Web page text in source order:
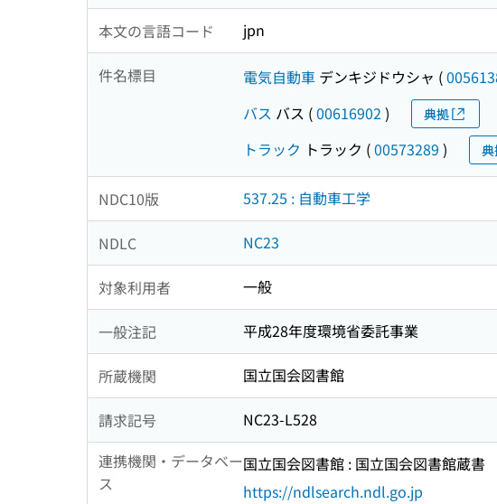
本文の言語コード jpn
件名標目 電気自動車 デンキジドウシャ (
バス バス (00616902 ) 典拠
トラック トラック (00573289 )
NDC10版 537.25 : 自動車工学
NDLC NC23
対象利用者 一般
一般注記 平成28年度環境省委託事業
所蔵機関 国立国会図書館
請求記号
NC23-L528
連携機関・データベー
ス
国立国会図書館 : 国立国会図書館蔵書
https://ndlsearch.ndl.go.jp